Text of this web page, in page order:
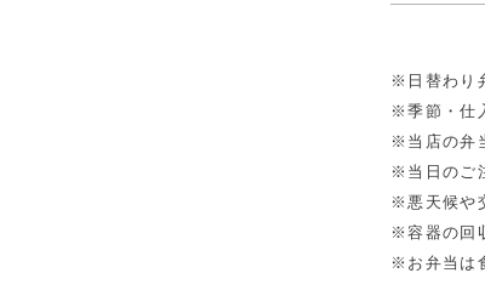
※日替わり
※季節・仕
※当店の弁
※当日のご
※悪天候や
※容器の回
※お弁当は